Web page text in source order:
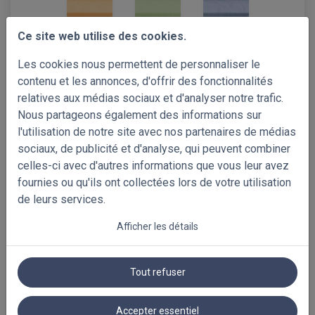
Ce site web utilise des cookies.
Les cookies nous permettent de personnaliser le
contenu et les annonces, d'offrir des fonctionnalités
relatives aux médias sociaux et d'analyser notre trafic.
Nous partageons également des informations sur
l'utilisation de notre site avec nos partenaires de médias
sociaux, de publicité et d'analyse, qui peuvent combiner
celles-ci avec d'autres informations que vous leur avez
fournies ou qu'ils ont collectées lors de votre utilisation
de leurs services.
Afficher les détails
Tout refuser
Accepter essentiel
N201_ST N083_ST
N089 N117 N090
Choisissez vos échantillons gratuits!